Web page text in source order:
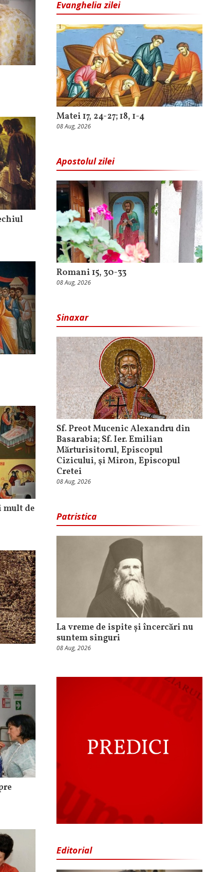
mult de
Evanghelia zilei
Matei 17, 24-27; 18, 1-4
08 Aug, 2026
Apostolul zilei
Romani 15, 30-33
08 Aug, 2026
Sinaxar
Sf. Preot Mucenic Alexandru din
Basarabia; Sf. Ier. Emilian
Mărturisitorul, Episcopul
Cizicului, şi Miron, Episcopul
Cretei
08 Aug, 2026
Patristica
La vreme de ispite și încercări nu
suntem singuri
08 Aug, 2026
Editorial